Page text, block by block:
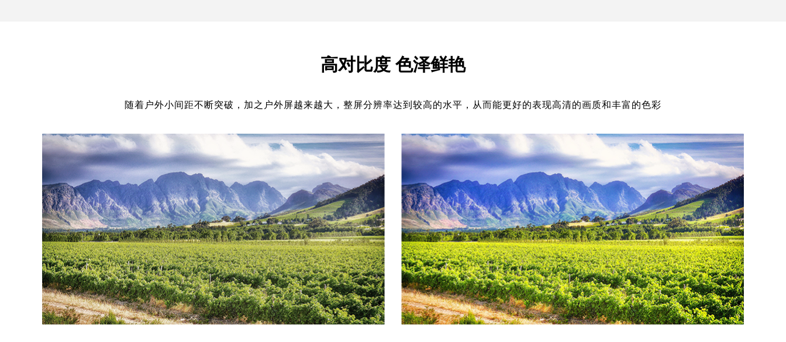
随着户外小间距不断突破，加之户外屏越来越大，整屏分辨率达到较高的水平，从而能更好的表现高清的画质和丰富的色彩
高对比度 色泽鲜艳